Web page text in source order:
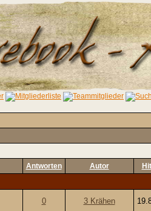
Antworten Autor
0 3 Krähen